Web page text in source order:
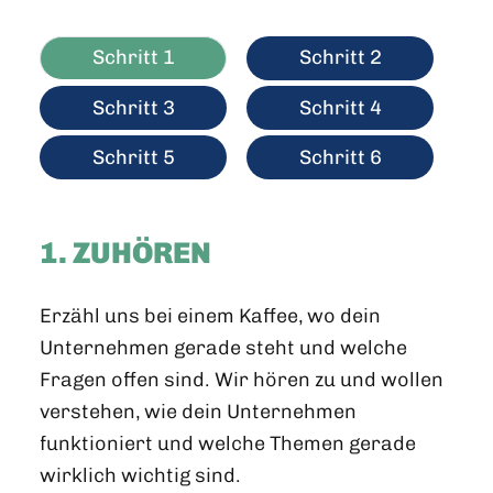
Schritt 1 Schritt 2
Schritt 3 Schritt 4
Schritt 5 Schritt 6
1. ZUHÖREN
Erzähl uns bei einem Kaffee, wo dein
Unternehmen gerade steht und welche
Fragen offen sind. Wir hören zu und wollen
verstehen, wie dein Unternehmen
funktioniert und welche Themen gerade
wirklich wichtig sind.